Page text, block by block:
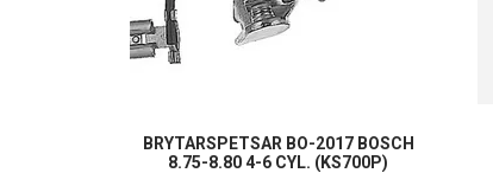
BRYTARSPETSAR BO-2017 BOSCH
8.75-8.80 4-6 CYL. (KS700P)